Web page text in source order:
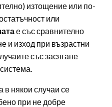
изтощение или по-
или
е със сравнително
и изход при възрастни
със засягане
в някои случаи се
при не добре